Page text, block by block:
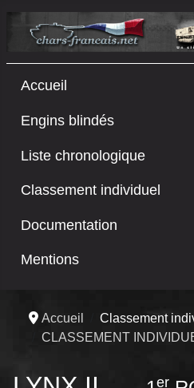
Accueil
Engins blindés
Liste chronologique
Classement individuel
Documentation
Mentions
Accueil Classement
CLASSEMENT
er